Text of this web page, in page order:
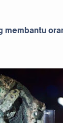
membantu